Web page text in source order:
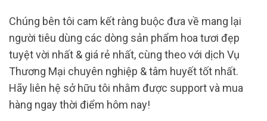
Chúng bên tôi cam kết ràng buộc đưa về mang lại
người tiêu dùng các dòng sản phẩm hoa tươi đẹp
tuyệt vời nhất & giá rẻ nhất, cùng theo với dịch Vụ
Thương Mại chuyên nghiệp & tâm huyết tốt nhất.
Hãy liên hệ sở hữu tôi nhằm được support và mua
hàng ngay thời điểm hôm nay!